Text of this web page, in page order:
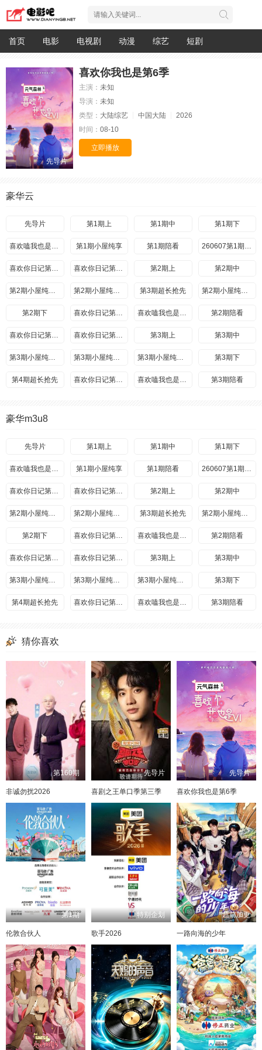
首页 电影 电视剧 动漫 综艺 短剧
先导片
喜欢你我也是第6季
主演： 未知
导演： 未知
类型： 大陆综艺 中国大陆
2026
时间： 08-10
立即播放
豪华云
先导片 第1期上 第1期中 第1期下
喜欢嗑我也是第1期 第1期小屋纯享 第1期陪看 260607第1期陪看
喜欢你日记第1期上 喜欢你日记第1期下 第2期上 第2期中
第2期小屋纯享上 第2期小屋纯享中 第3期超长抢先 第2期小屋纯享下
第2期下 喜欢你日记第2期上 喜欢嗑我也是第2期 第2期陪看
喜欢你日记第2期中 喜欢你日记第2期下 第3期上 第3期中
第3期小屋纯享上 第3期小屋纯享中 第3期小屋纯享下 第3期下
第4期超长抢先 喜欢你日记第3期上 喜欢嗑我也是第3期 第3期陪看
第4期(三) 第4期(四)
第5期超长抢先 日记第4期上 第4期陪看
喜欢你日记第4期中 喜欢你日记第4期下
第5期(一) 第5期(二) 第5期小屋纯享(三) 第5期小屋纯享(四)
第5期(三) 第5期(四) 第6期超长抢先
喜欢嗑我也是第5期 第5期陪看 第5期陪看
喜欢你日记第5期下 第6期小屋纯享上 第6期小屋纯享中 第6期上
第6期中 第6期下 第6期小屋纯享下 第7期超长抢先
喜欢你日记第6期中
第7期(一) 第7期(二)
第7期(三) 第7期(四) 第8期超长抢先 喜欢嗑我也是第7期
何江行走的恋爱教科书 第7期陪看 第7期陪看 喜欢你日记第7期上
喜欢你日记第7期下 第8期小屋纯享(一) 第8期小屋纯享(二) 第8期(一)
第8期(二) 第9期超长抢先 第8期小屋纯享(三) 第8期小屋纯享(四)
第8期(三) 第8期(四) 喜欢嗑我也是第8期上 喜欢嗑我也是第8期下
第8期陪看 第8期陪看 喜欢你日记第8期上 喜欢你日记第8期下
第9期小屋纯享(一) 第9期小屋纯享(二) 第9期(一) 第9期(二)
第9期(三) 第9期(四) 第9期小屋纯享(三) 第9期小屋纯享(四)
第10期超长抢先 喜欢嗑我也是第9期上 喜欢嗑我也是第9期下 第9期陪看
第9期陪看 喜欢你日记第9期下 第10期(一)
第10期(二) 第10期小屋纯享(一) 第10期小屋纯享(二) 第10期(三)
第10期(四) 第10期小屋纯享(三) 第10期小屋纯享(四) 第11期超长抢先
第10期上 第10期下 第10期陪看 第10期陪看
喜欢你日记第10期上
豪华m3u8
先导片 第1期上 第1期中 第1期下
喜欢嗑我也是第1期 第1期小屋纯享 第1期陪看 260607第1期陪看
喜欢你日记第1期上 喜欢你日记第1期下 第2期上 第2期中
第2期小屋纯享上 第2期小屋纯享中 第3期超长抢先 第2期小屋纯享下
第2期下 喜欢你日记第2期上 喜欢嗑我也是第2期 第2期陪看
喜欢你日记第2期中 喜欢你日记第2期下 第3期上 第3期中
第3期小屋纯享上 第3期小屋纯享中 第3期小屋纯享下 第3期下
第4期超长抢先 喜欢你日记第3期上 喜欢嗑我也是第3期 第3期陪看
第4期小屋纯享(二)
第4期(三) 第4期(四)
第5期超长抢先 日记第4期上 喜欢磕我也是第4期 第4期陪看
喜欢你日记第4期中 喜欢你日记第4期下 第5期小屋纯享(一) 第5期小屋纯享(二)
第5期(一) 第5期(二) 第5期小屋纯享(三) 第5期小屋纯享(四)
第5期(三) 第5期(四) 第6期超长抢先 喜欢你日记第5期上
喜欢嗑我也是第5期 第5期陪看 第5期陪看 喜欢你日记第5期中
喜欢你日记第5期下 第6期小屋纯享上 第6期小屋纯享中 第6期上
第6期中 第6期小屋纯享下 第7期超长抢先
喜欢你日记第6期上 20260710嗑糖 第6期陪看 第6期陪看
喜欢你日记第6期中 喜欢你日记第6期下 第7期小屋纯享(一) 第7期小屋纯享(二)
第7期(一) 第7期小屋纯享(三) 第7期小屋纯享(四)
第7期(三) 第7期(四) 第8期超长抢先 喜欢嗑我也是第7期
第7期陪看
喜欢你日记第7期下 第8期小屋纯享(一) 第8期小屋纯享(二) 第8期(一)
第8期(二) 第9期超长抢先 第8期小屋纯享(三) 第8期小屋纯享(四)
第8期(三) 第8期(四) 喜欢嗑我也是第8期上 喜欢嗑我也是第8期下
第8期陪看 第8期陪看 喜欢你日记第8期上 喜欢你日记第8期下
第9期小屋纯享(一) 第9期小屋纯享(二) 第9期(一) 第9期(二)
猜你喜欢
第160期
非诚勿扰2026
先导片
喜剧之王单口季第三季
先导片
喜欢你我也是第6季
第1期
伦敦合伙人
特别企划
歌手2026
超前加更
一路向海的少年